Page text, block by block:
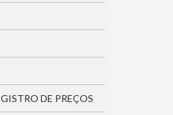
DE PREÇOS